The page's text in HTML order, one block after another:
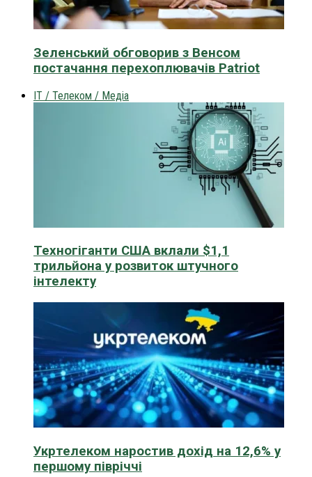
Зеленський обговорив з Венсом
постачання перехоплювачів Patriot
IT / Телеком / Медіа
Техногіганти США вклали $1,1
трильйона у розвиток штучного
інтелекту
Укртелеком наростив дохід на 12,6% у
першому півріччі